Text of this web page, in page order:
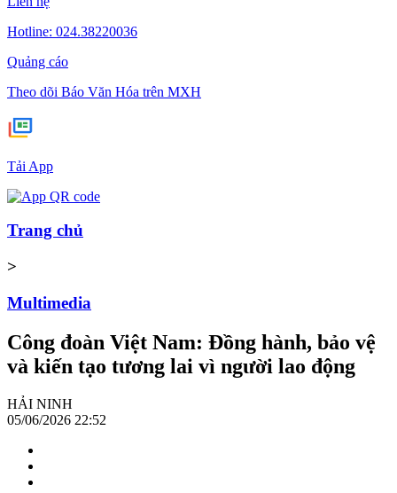
Hotline: 024.38220036
Quảng cáo
Theo dõi Báo Văn Hóa trên MXH
Tải App
Trang chủ
>
Multimedia
Công đoàn Việt Nam: Đồng hành, bảo vệ
và kiến tạo tương lai vì người lao động
HẢI NINH
05/06/2026 22:52